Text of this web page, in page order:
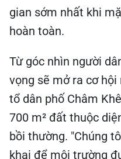
gian sớm nhất khi
hoàn toàn.
Từ góc nhìn người
vọng sẽ mở ra cơ hội
tổ dân phố Châm
700 m² đất thuộc
bồi thường. "Chúng
khai để môi trường